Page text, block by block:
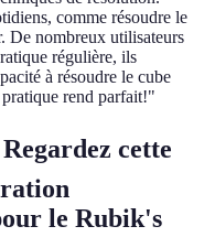
comme résoudre le
De nombreux utilisateurs
régulière, ils
à résoudre le cube
rend parfait!"
Regardez cette
le Rubik's